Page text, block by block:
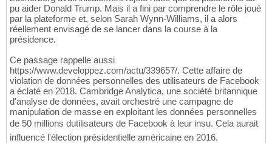
pu aider Donald Trump. Mais il a fini par comprendre le rôle joué
par la plateforme et, selon Sarah Wynn-Williams, il a alors
réellement envisagé de se lancer dans la course à la
présidence.
Ce passage rappelle aussi
https://www.developpez.com/actu/339657/. Cette affaire de
violation de données personnelles des utilisateurs de Facebook
a éclaté en 2018. Cambridge Analytica, une société britannique
d'analyse de données, avait orchestré une campagne de
manipulation de masse en exploitant les données personnelles
de 50 millions dutilisateurs de Facebook à leur insu. Cela aurait
influencé l'élection présidentielle américaine en 2016.